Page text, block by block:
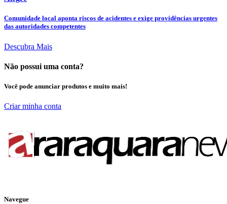
Comunidade local aponta riscos de acidentes e exige providências urgentes
das autoridades competentes
Descubra Mais
Não possui uma conta?
Você pode anunciar produtos e muito mais!
Criar minha conta
Navegue